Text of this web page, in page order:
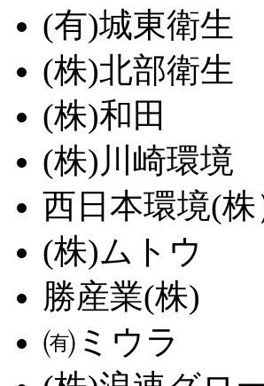
(有)城東衛生
(株)北部衛生
(株)和田
(株)川崎環境
西日本環境(株
(株)ムトウ
勝産業(株)
㈲ミウラ